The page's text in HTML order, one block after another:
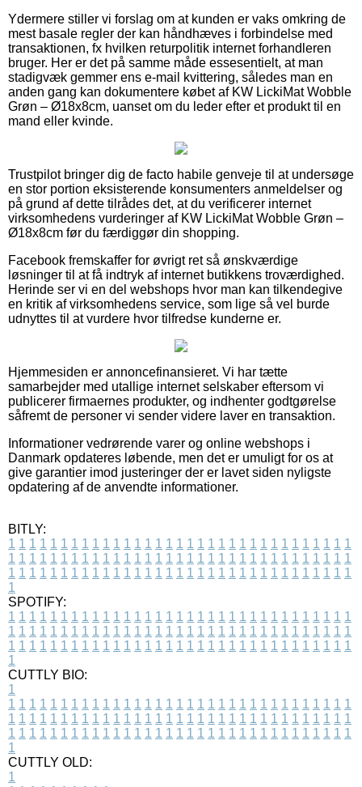
Ydermere stiller vi forslag om at kunden er vaks omkring de
mest basale regler der kan håndhæves i forbindelse med
transaktionen, fx hvilken returpolitik internet forhandleren
bruger. Her er det på samme måde essesentielt, at man
stadigvæk gemmer ens e-mail kvittering, således man en
anden gang kan dokumentere købet af KW LickiMat Wobble
Grøn – Ø18x8cm, uanset om du leder efter et produkt til en
mand eller kvinde.
Trustpilot bringer dig de facto habile genveje til at undersøge
en stor portion eksisterende konsumenters anmeldelser og
på grund af dette tilrådes det, at du verificerer internet
virksomhedens vurderinger af KW LickiMat Wobble Grøn –
Ø18x8cm før du færdiggør din shopping.
Facebook fremskaffer for øvrigt ret så ønskværdige
løsninger til at få indtryk af internet butikkens troværdighed.
Herinde ser vi en del webshops hvor man kan tilkendegive
en kritik af virksomhedens service, som lige så vel burde
udnyttes til at vurdere hvor tilfredse kunderne er.
Hjemmesiden er annoncefinansieret. Vi har tætte
samarbejder med utallige internet selskaber eftersom vi
publicerer firmaernes produkter, og indhenter godtgørelse
såfremt de personer vi sender videre laver en transaktion.
Informationer vedrørende varer og online webshops i
Danmark opdateres løbende, men det er umuligt for os at
give garantier imod justeringer der er lavet siden nyligste
opdatering af de anvendte informationer.
BITLY:
1 1 1 1 1 1 1 1 1 1 1 1 1 1 1 1 1 1 1 1 1 1 1 1 1 1 1 1 1 1 1 1 1
1 1 1 1 1 1 1 1 1 1 1 1 1 1 1 1 1 1 1 1 1 1 1 1 1 1 1 1 1 1 1 1 1
1 1 1 1 1 1 1 1 1 1 1 1 1 1 1 1 1 1 1 1 1 1 1 1 1 1 1 1 1 1 1 1 1
1
SPOTIFY:
1 1 1 1 1 1 1 1 1 1 1 1 1 1 1 1 1 1 1 1 1 1 1 1 1 1 1 1 1 1 1 1 1
1 1 1 1 1 1 1 1 1 1 1 1 1 1 1 1 1 1 1 1 1 1 1 1 1 1 1 1 1 1 1 1 1
1 1 1 1 1 1 1 1 1 1 1 1 1 1 1 1 1 1 1 1 1 1 1 1 1 1 1 1 1 1 1 1 1
1
CUTTLY BIO:
1
1 1 1 1 1 1 1 1 1 1 1 1 1 1 1 1 1 1 1 1 1 1 1 1 1 1 1 1 1 1 1 1 1
1 1 1 1 1 1 1 1 1 1 1 1 1 1 1 1 1 1 1 1 1 1 1 1 1 1 1 1 1 1 1 1 1
1 1 1 1 1 1 1 1 1 1 1 1 1 1 1 1 1 1 1 1 1 1 1 1 1 1 1 1 1 1 1 1 1
1
CUTTLY OLD:
1